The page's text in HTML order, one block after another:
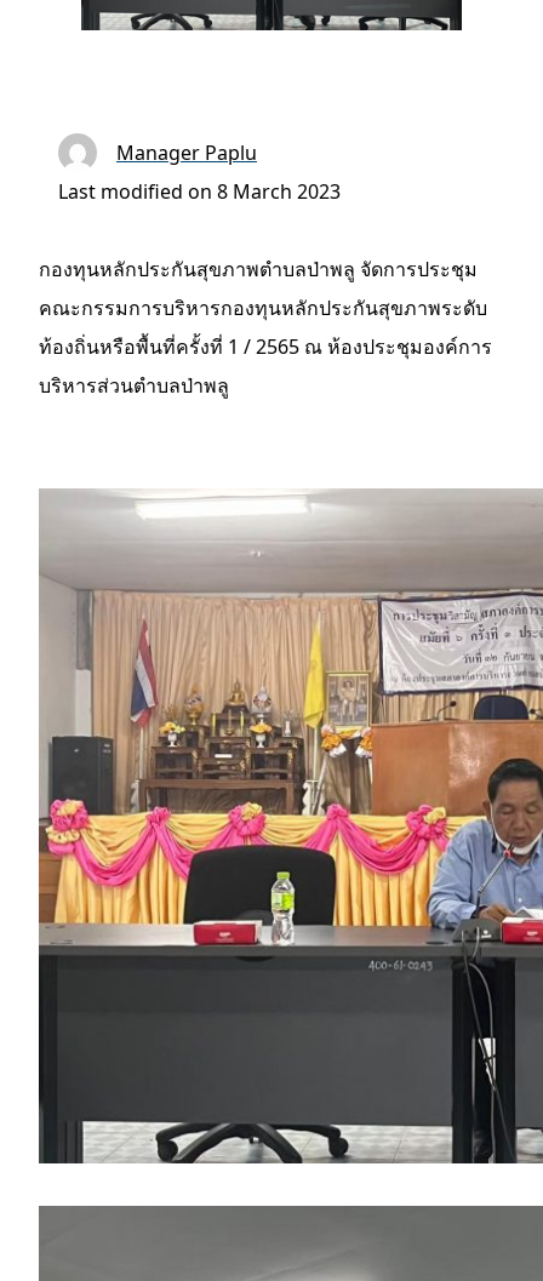
Manager Paplu
Last modified on 8 March 2023
กองทุนหลักประกันสุขภาพตำบลป่าพลู จัดการประชุม
คณะกรรมการบริหารกองทุนหลักประกันสุขภาพระดับ
ท้องถิ่นหรือพื้นที่ครั้งที่ 1 / 2565 ณ ห้องประชุมองค์การ
บริหารส่วนตำบลป่าพลู